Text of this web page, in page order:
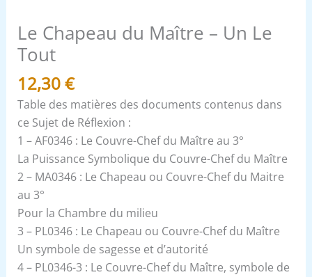
Le Chapeau du Maître – Un Le
Tout
12,30€
Table des matières des documents contenus dans
ce Sujet de Réflexion :
1 – AF0346 : Le Couvre-Chef du Maître au 3°
La Puissance Symbolique du Couvre-Chef du Maître
2 – MA0346 : Le Chapeau ou Couvre-Chef du Maitre
au 3°
Pour la Chambre du milieu
3 – PL0346 : Le Chapeau ou Couvre-Chef du Maître
Un symbole de sagesse et d’autorité
4 – PL0346-3 : Le Couvre-Chef du Maître, symbole de